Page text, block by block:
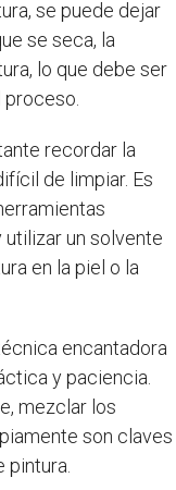
se puede dejar
se seca, la
lo que debe ser
recordar la
de limpiar. Es
un solvente
en la piel o la
encantadora
y paciencia.
mezclar los
son claves